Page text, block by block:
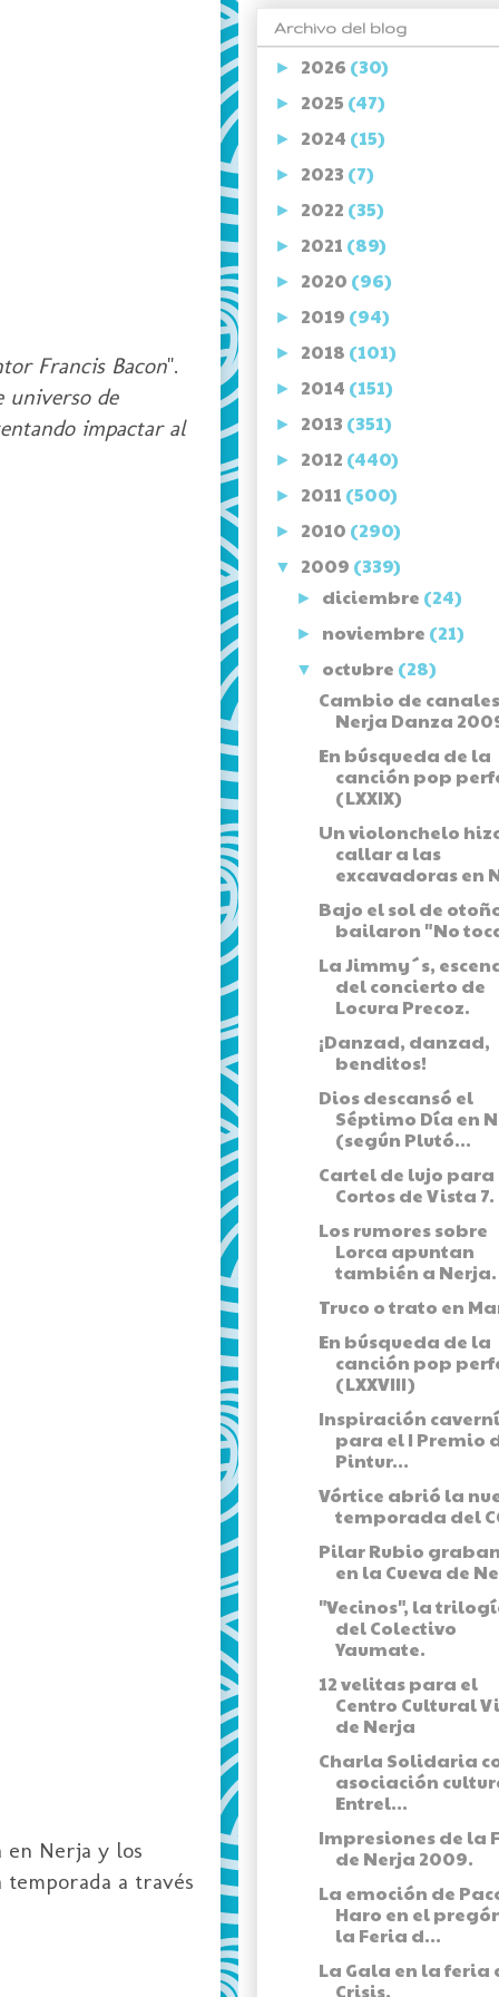
Francis Bacon".
universo de
impactar al
en Nerja y los
a través
Archivo del blog
► 2026 (30)
► 2025 (47)
► 2024 (15)
► 2023 (7)
► 2022 (35)
► 2021 (89)
► 2020 (96)
► 2019 (94)
► 2018 (101)
► 2014 (151)
► 2013 (351)
► 2012 (440)
► 2011 (500)
► 2010 (290)
▼ 2009 (339)
► diciembre (24)
► noviembre (21)
▼ octubre (28)
Cambio de
Nerja Danza
En búsqueda de la
canción pop
(LXXIX)
Un violonchelo
callar a las
excavadoras en
Bajo el sol de
bailaron "No
La Jimmy´s,
del concierto de
Locura Precoz.
¡Danzad, danzad,
benditos!
Dios descansó el
Séptimo Día en
(según Plutó...
Cartel de lujo para
Cortos de Vista 7.
Los rumores sobre
Lorca apuntan
también a Nerja.
Truco o trato en
En búsqueda de la
canción pop
(LXXVIII)
Inspiración
para el I Premio
Pintur...
Vórtice abrió la
temporada del
Pilar Rubio
en la Cueva de
"Vecinos", la
del Colectivo
Yaumate.
12 velitas para el
Centro Cultural
de Nerja
Charla Solidaria
asociación
Entrel...
Impresiones de la
de Nerja 2009.
La emoción de
Haro en el
la Feria d...
La Gala en la feria
Crisis.